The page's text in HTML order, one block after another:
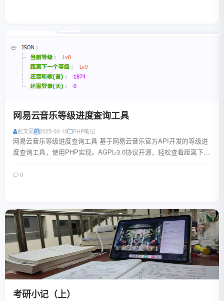
网易云音乐等级进度查询工具
彭文凤 2025-03-10 PHP笔记
网易云音乐等级进度查询工具 基于网易云音乐官方API开发的等级进
度查询工具，使用PHP实现。AGPL-3.0协议开源，轻松查看距离下一
0
考研小记（上）